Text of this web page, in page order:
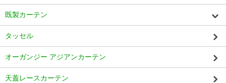
既製カーテン
タッセル
オーガンジー アジアンカーテン
天蓋レースカーテン